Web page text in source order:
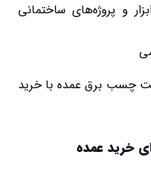
و پروژه‌های ساختمانی
چسب برق عمده با خرید
خرید عمده